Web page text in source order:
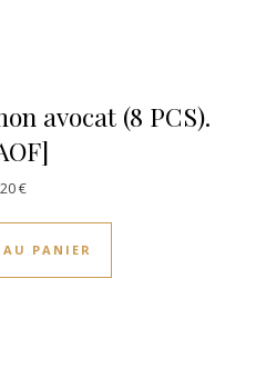
avocat (8 PCS).
€
PANIER